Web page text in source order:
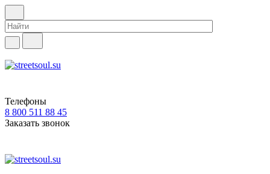
Телефоны
8 800 511 88 45
Заказать звонок